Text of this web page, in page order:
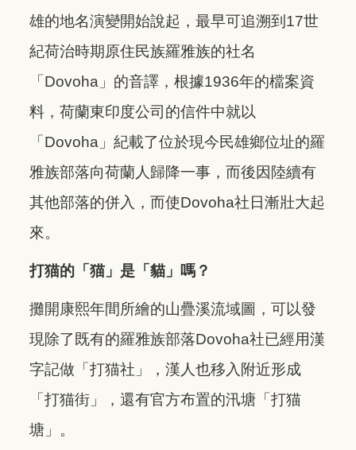
雄的地名演變開始說起，最早可追溯到17世
紀荷治時期原住民族羅雅族的社名
「Dovoha」的音譯，根據1936年的檔案資
料，荷蘭東印度公司的信件中就以
「Dovoha」紀載了位於現今民雄鄉位址的羅
雅族部落向荷蘭人歸降一事，而後因陸續有
其他部落的併入，而使Dovoha社日漸壯大起
來。
打猫的「猫」是「貓」嗎？
攤開康熙年間所繪的山疊溪流域圖，可以發
現除了既有的羅雅族部落Dovoha社已經用漢
字記做「打猫社」，漢人也移入附近形成
「打猫街」，還有官方布置的汛塘「打猫
塘」。